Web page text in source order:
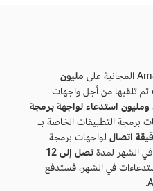
مليون
تم تلقيها من أجل واجهات
ومليون استدعاء لواجهة برمجة
برمجة التطبيقات الخاصة بـ
لواجهات برمجة
تصل إلى 12
في الشهر، فستدفع